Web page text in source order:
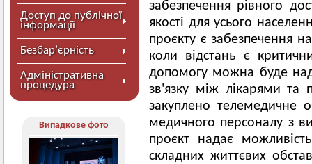
Доступ до публічної
інформації
Безбар’єрність
Адміністративна
процедура
Випадкове фото
забезпечення рівного
якості для усього
проєкту є забезпечення
коли відстань є
допомогу можна буде
зв'язку між лікарями та
закуплено телемедичне
медичного персоналу з
проєкт надає
складних життєвих